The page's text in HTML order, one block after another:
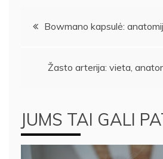
Navigacija
Bowmano kapsulė:
Žasto arterija: vieta,
JUMS TAI GALI